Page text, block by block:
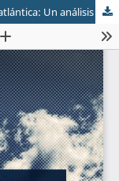
Postura Nuclear y Contrahegemonía Transatlántica: Un análisis de caso neorrealista sobre las posturas nucleares anglo-francesas y la contrahegemonía estadounidense sobre Europa